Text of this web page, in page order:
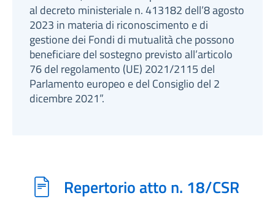
al decreto ministeriale n. 413182 dell’8 agosto
2023 in materia di riconoscimento e di
gestione dei Fondi di mutualità che possono
beneficiare del sostegno previsto all’articolo
76 del regolamento (UE) 2021/2115 del
Parlamento europeo e del Consiglio del 2
dicembre 2021”.
Repertorio atto n. 18/CSR